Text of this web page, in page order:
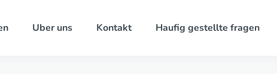
Uber uns Kontakt Haufig gestellte fragen